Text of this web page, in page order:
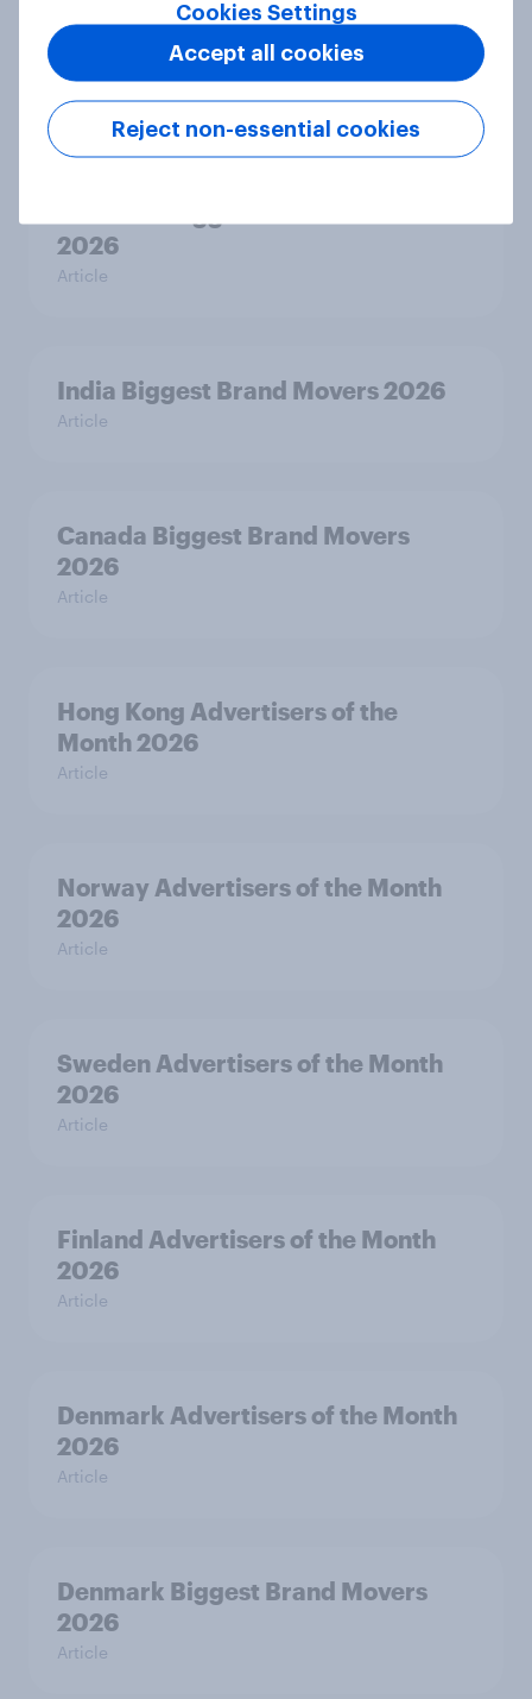
India Advertisers of the Month 2026
Article
2026
Article
India Biggest Brand Movers 2026
Article
Canada Biggest Brand Movers
2026
Article
Hong Kong Advertisers of the
Month 2026
Article
Norway Advertisers of the Month
2026
Article
Sweden Advertisers of the Month
2026
Article
Finland Advertisers of the Month
2026
Article
Denmark Advertisers of the Month
2026
Article
Denmark Biggest Brand Movers
2026
Article
Cookies Settings
Reject non-essential cookies
Accept all cookies